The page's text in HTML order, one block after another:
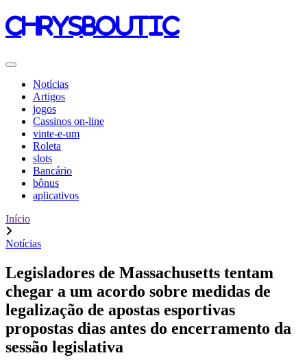
chrysboutic
Notícias
Artigos
jogos
Cassinos on-line
vinte-e-um
Roleta
slots
Bancário
bônus
aplicativos
Início
Notícias
Legisladores de Massachusetts tentam
chegar a um acordo sobre medidas de
legalização de apostas esportivas
propostas dias antes do encerramento da
sessão legislativa